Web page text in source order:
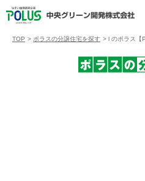
TOP > ポラスの分譲住宅を探す > l のポラス【